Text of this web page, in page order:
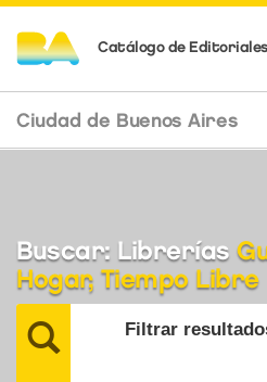
Catálogo de
Ciudad de Buenos Aires
Buscar: Librerías
Hogar, Tiempo Libre
Filtrar